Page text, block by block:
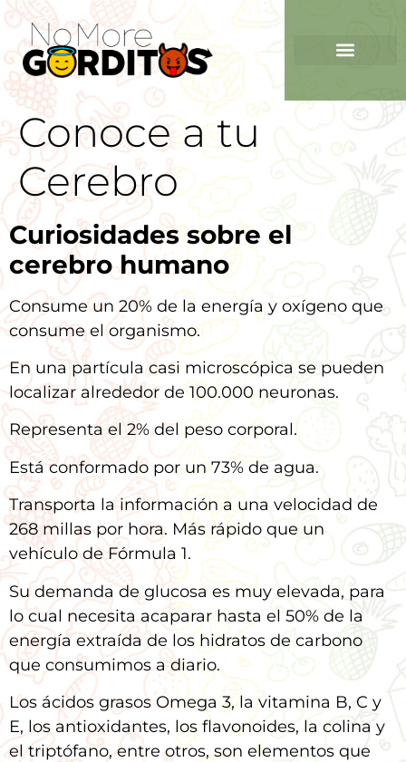
Conoce a tu
Cerebro
Curiosidades sobre el
cerebro humano
Consume un 20% de la energía y oxígeno que
consume el organismo.
En una partícula casi microscópica se pueden
localizar alrededor de 100.000 neuronas.
Representa el 2% del peso corporal.
Está conformado por un 73% de agua.
Transporta la información a una velocidad de
268 millas por hora. Más rápido que un
vehículo de Fórmula 1.
Su demanda de glucosa es muy elevada, para
lo cual necesita acaparar hasta el 50% de la
energía extraída de los hidratos de carbono
que consumimos a diario.
Los ácidos grasos Omega 3, la vitamina B, C y
E, los antioxidantes, los flavonoides, la colina y
el triptófano, entre otros, son elementos que